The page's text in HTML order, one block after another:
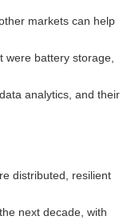
markets can help
were battery storage,
analytics, and their
distributed, resilient
next decade, with